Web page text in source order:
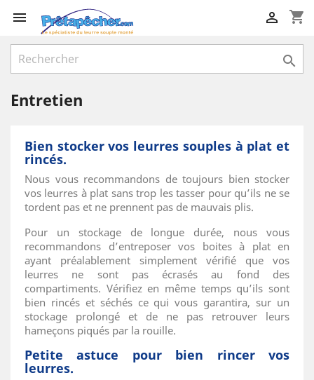
 shopping_cart


Entretien
Bien stocker vos leurres souples à plat et
rincés.
Nous vous recommandons de toujours bien stocker
vos leurres à plat sans trop les tasser pour qu’ils ne se
tordent pas et ne prennent pas de mauvais plis.
Pour un stockage de longue durée, nous vous
recommandons d’entreposer vos boites à plat en
ayant préalablement simplement vérifié que vos
leurres ne sont pas écrasés au fond des
compartiments. Vérifiez en même temps qu’ils sont
bien rincés et séchés ce qui vous garantira, sur un
stockage prolongé et de ne pas retrouver leurs
hameçons piqués par la rouille.
Petite astuce pour bien rincer vos
leurres.